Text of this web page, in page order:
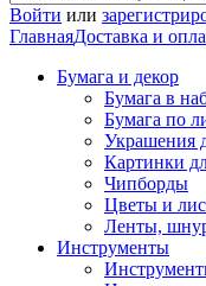
Войти или
ГлавнаяДоставка и
Бумага и декор
Бумага в
Бумага по
Украшения
Картинки
Чипборды
Цветы и
Ленты,
Инструменты